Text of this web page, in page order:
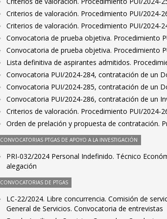
Criterios de valoración. Procedimiento PUI/2024-
Criterios de valoración. Procedimiento PUI/2024-
Convocatoria de prueba objetiva. Procedimiento
Convocatoria de prueba objetiva. Procedimiento
Lista definitiva de aspirantes admitidos.
Convocatoria PUI/2024-284, contratación de un
Convocatoria PUI/2024-285, contratación de un
Convocatoria PUI/2024-286, contratación de un
Criterios de valoración. Procedimiento PUI/2024-
Orden de prelación y propuesta de contratación.
CONVOCATORIAS PTGAS DE APOYO A LA INVESTIGACIÓN
PRI-032/2024 Personal Indefinido. Técnico
alegación
CONVOCATORIAS DE PTGAS
LC-22/2024. Libre concurrencia. Comisión de
General de Servicios. Convocatoria de entrevistas